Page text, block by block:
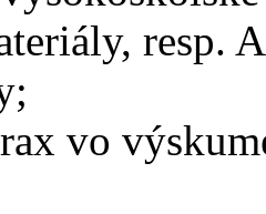
resp.
vo